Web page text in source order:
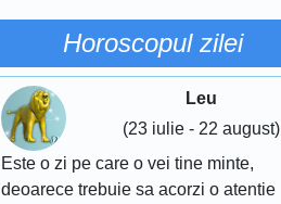
Horoscopul zilei
Leu
(23 iulie - 22 august)
Este o zi pe care o vei tine minte,
deoarece trebuie sa acorzi o atentie